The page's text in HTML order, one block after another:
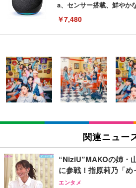
a、センサー搭載、鮮やか
￥7,480
[EdoErgo] オフィスチェ
い 跳ね上げ式アームレス
キング pc 事務椅子 360
ン樹脂ベース 通気性メッ
(黒網+黒枠+黒足)
￥5,699
SIHOO B100 オフィスチ
ュチェア 人間工学 疲れな
￥27,999
Sezlife オフィスチェア デ
EIZO ビジネス向けプレミ
EV3240X-WT | 31.5型4K
イト
￥105,595
EIZO ビジネス向けプレ
【純正品】27"ゲーミング
Amazonベーシック ペッ
回使い捨て 無香料 ホワイ
￥3,373
Amazonベーシック ペッ
x2袋(84枚) ホワイト(吸収
￥3,234
ネオ・ルーライフ ネオ・
関連ニュー
“NiziU”MAKOの姉・
に参戦！指原莉乃「
エンタメ